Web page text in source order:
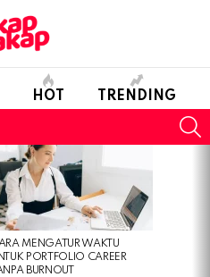
HOT TRENDING
MENGATUR WAKTU
PORTFOLIO CAREER
BURNOUT